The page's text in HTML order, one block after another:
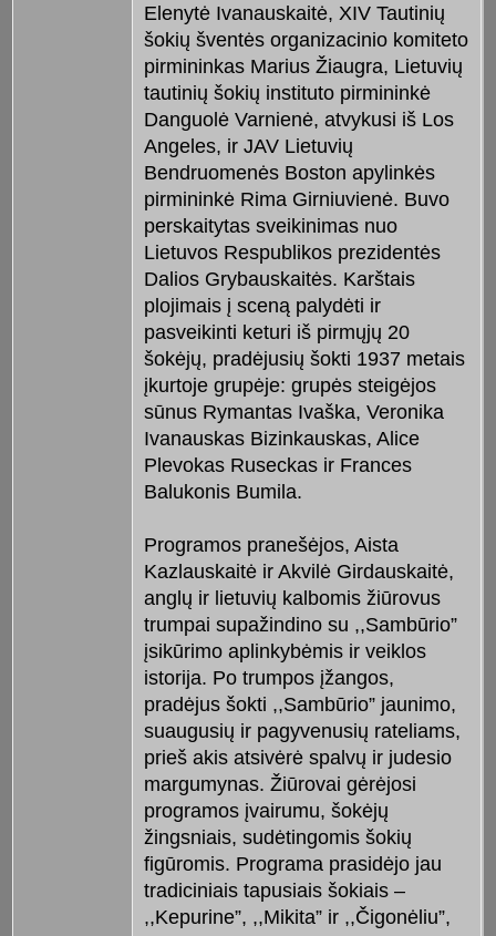
Elenytė Ivanauskaitė, XIV Tautinių
šokių šventės organizacinio komiteto
pirmininkas Marius Žiaugra, Lietuvių
tautinių šokių instituto pirmininkė
Danguolė Varnienė, atvykusi iš Los
Angeles, ir JAV Lietuvių
Bendruomenės Boston apylinkės
pirmininkė Rima Girniuvienė. Buvo
perskaitytas sveikinimas nuo
Lietuvos Respublikos prezidentės
Dalios Grybauskaitės. Karštais
plojimais į sceną palydėti ir
pasveikinti keturi iš pirmųjų 20
šokėjų, pradėjusių šokti 1937 metais
įkurtoje grupėje: grupės steigėjos
sūnus Rymantas Ivaška, Veronika
Ivanauskas Bizinkauskas, Alice
Plevokas Ruseckas ir Frances
Balukonis Bumila.
Programos pranešėjos, Aista
Kazlauskaitė ir Akvilė Girdauskaitė,
anglų ir lietuvių kalbomis žiūrovus
trumpai supažindino su ,,Sambūrio”
įsikūrimo aplinkybėmis ir veiklos
istorija. Po trumpos įžangos,
pradėjus šokti ,,Sambūrio” jaunimo,
suaugusių ir pagyvenusių rateliams,
prieš akis atsivėrė spalvų ir judesio
margumynas. Žiūrovai gėrėjosi
programos įvairumu, šokėjų
žingsniais, sudėtingomis šokių
figūromis. Programa prasidėjo jau
tradiciniais tapusiais šokiais –
,,Kepurine”, ,,Mikita” ir ,,Čigonėliu”,